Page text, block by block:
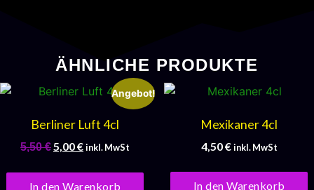
ÄHNLICHE PRODUKTE
Angebot!
Berliner Luft 4cl
5,50€ 5,00€inkl. MwSt
In den Warenkorb
Mexikaner 4cl
4,50€ inkl. MwSt
In den Warenkorb